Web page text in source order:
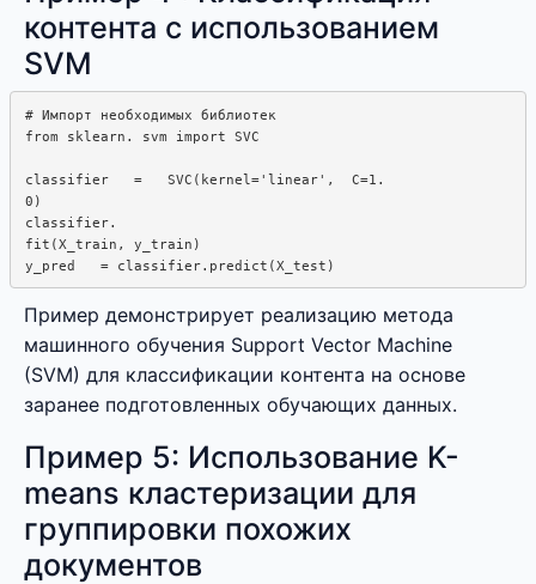
контента с использованием
SVM
# Импорт необходимых библиотек
from sklearn. svm import SVC
classifier   =   SVC(kernel='linear',  C=1.
0)
classifier.
fit(X_train, y_train)
Пример демонстрирует реализацию метода
машинного обучения Support Vector Machine
(SVM) для классификации контента на основе
заранее подготовленных обучающих данных.
Пример 5: Использование K-
means кластеризации для
группировки похожих
документов